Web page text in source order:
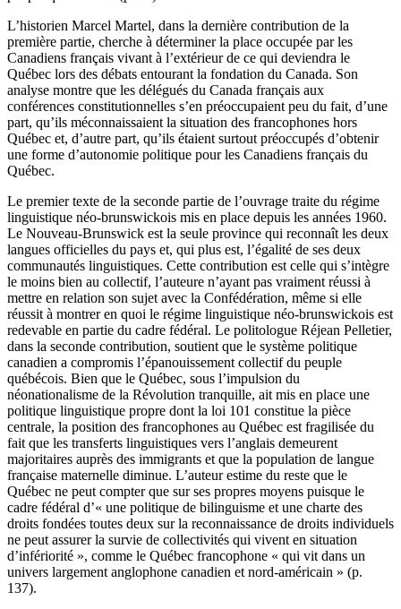
L’historien Marcel Martel, dans la dernière contribution de la
première partie, cherche à déterminer la place occupée par les
Canadiens français vivant à l’extérieur de ce qui deviendra le
Québec lors des débats entourant la fondation du Canada. Son
analyse montre que les délégués du Canada français aux
conférences constitutionnelles s’en préoccupaient peu du fait, d’une
part, qu’ils méconnaissaient la situation des francophones hors
Québec et, d’autre part, qu’ils étaient surtout préoccupés d’obtenir
une forme d’autonomie politique pour les Canadiens français du
Québec.
Le premier texte de la seconde partie de l’ouvrage traite du régime
linguistique néo-brunswickois mis en place depuis les années 1960.
Le Nouveau-Brunswick est la seule province qui reconnaît les deux
langues officielles du pays et, qui plus est, l’égalité de ses deux
communautés linguistiques. Cette contribution est celle qui s’intègre
le moins bien au collectif, l’auteure n’ayant pas vraiment réussi à
mettre en relation son sujet avec la Confédération, même si elle
réussit à montrer en quoi le régime linguistique néo-brunswickois est
redevable en partie du cadre fédéral. Le politologue Réjean Pelletier,
dans la seconde contribution, soutient que le système politique
canadien a compromis l’épanouissement collectif du peuple
québécois. Bien que le Québec, sous l’impulsion du
néonationalisme de la Révolution tranquille, ait mis en place une
politique linguistique propre dont la loi 101 constitue la pièce
centrale, la position des francophones au Québec est fragilisée du
fait que les transferts linguistiques vers l’anglais demeurent
majoritaires auprès des immigrants et que la population de langue
française maternelle diminue. L’auteur estime du reste que le
Québec ne peut compter que sur ses propres moyens puisque le
cadre fédéral d’« une politique de bilinguisme et une charte des
droits fondées toutes deux sur la reconnaissance de droits individuels
ne peut assurer la survie de collectivités qui vivent en situation
d’infériorité », comme le Québec francophone « qui vit dans un
univers largement anglophone canadien et nord-américain » (p.
137).